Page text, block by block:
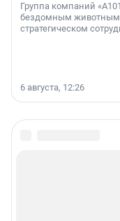
Группа компаний
бездомным животным
стратегическом
6 августа, 12:26